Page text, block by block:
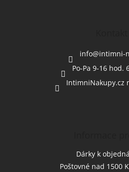
info@intimni-
Po-Pa 9-16 hod.
IntimniNakupy.cz
Dárky k
Poštovné nad 1500